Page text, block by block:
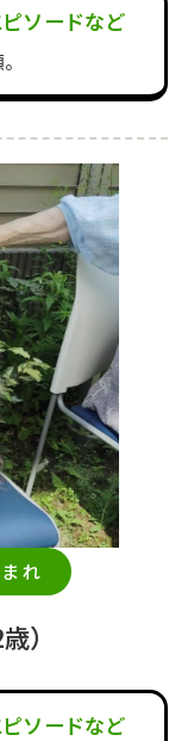
ソードなど
れ
）
ソードなど